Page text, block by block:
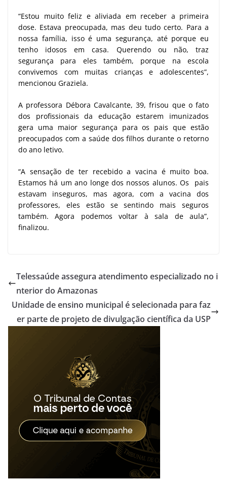
“Estou muito feliz e aliviada em receber a primeira
dose. Estava preocupada, mas deu tudo certo. Para a
nossa família, isso é uma segurança, até porque eu
tenho idosos em casa. Querendo ou não, traz
segurança para eles também, porque na escola
convivemos com muitas crianças e adolescentes”,
mencionou Graziela.
A professora Débora Cavalcante, 39, frisou que o fato
dos profissionais da educação estarem imunizados
gera uma maior segurança para os pais que estão
preocupados com a saúde dos filhos durante o retorno
do ano letivo.
“A sensação de ter recebido a vacina é muito boa.
Estamos há um ano longe dos nossos alunos. Os pais
estavam inseguros, mas agora, com a vacina dos
professores, eles estão se sentindo mais seguros
também. Agora podemos voltar à sala de aula”,
finalizou.
Telessaúde assegura atendimento especializado no i
nterior do Amazonas
Unidade de ensino municipal é selecionada para faz
er parte de projeto de divulgação científica da USP